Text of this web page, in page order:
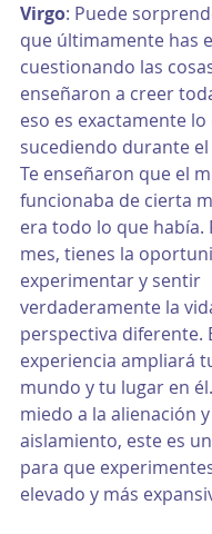
Virgo: Puede
que últimamente has
cuestionando las
enseñaron a creer
eso es exactamente
sucediendo durante
Te enseñaron que el
funcionaba de cierta
era todo lo que había.
mes, tienes la
experimentar y sentir
verdaderamente la
perspectiva diferente.
experiencia ampliará
mundo y tu lugar en
miedo a la alienación
aislamiento, este es
para que
elevado y más